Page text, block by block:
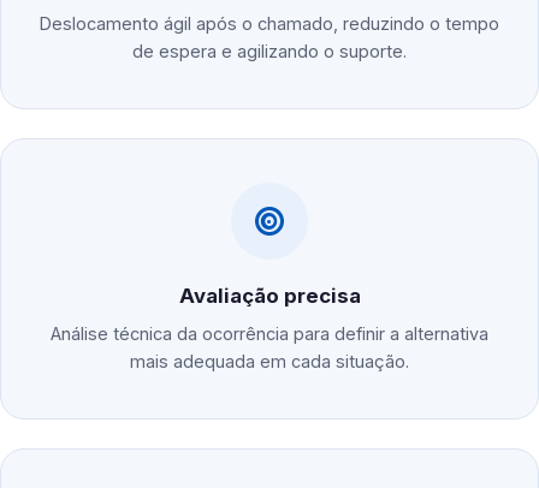
Deslocamento ágil após o chamado, reduzindo o tempo
de espera e agilizando o suporte.
Avaliação precisa
Análise técnica da ocorrência para definir a alternativa
mais adequada em cada situação.